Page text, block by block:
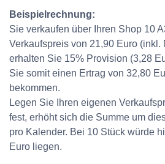
Beispielrechnung:
Sie verkaufen über Ihren Shop 10
Verkaufspreis von 21,90 Euro (inkl.
erhalten Sie 15% Provision (3,28
Sie somit einen Ertrag von 32,80
bekommen.
Legen Sie Ihren eigenen
fest, erhöht sich die Summe um
pro Kalender. Bei 10 Stück würde
Euro liegen.